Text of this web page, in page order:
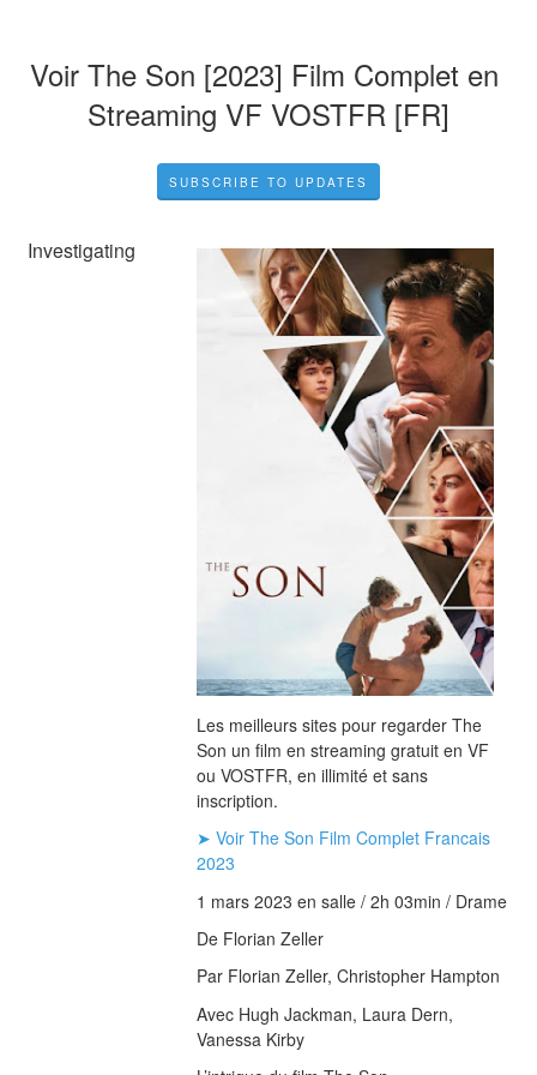
Voir The Son [2023] Film Complet en
Streaming VF VOSTFR [FR]
SUBSCRIBE TO UPDATES
Investigating
Les meilleurs sites pour regarder The
Son un film en streaming gratuit en VF
ou VOSTFR, en illimité et sans
inscription.
➤ Voir The Son Film Complet Francais
2023
1 mars 2023 en salle / 2h 03min / Drame
De Florian Zeller
Par Florian Zeller, Christopher Hampton
Avec Hugh Jackman, Laura Dern,
Vanessa Kirby